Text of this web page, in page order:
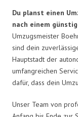
Du planst einen
nach einem
Umzugsmeister
sind dein
Hauptstadt der
umfangreichen
dafür, dass dein
Unser Team von